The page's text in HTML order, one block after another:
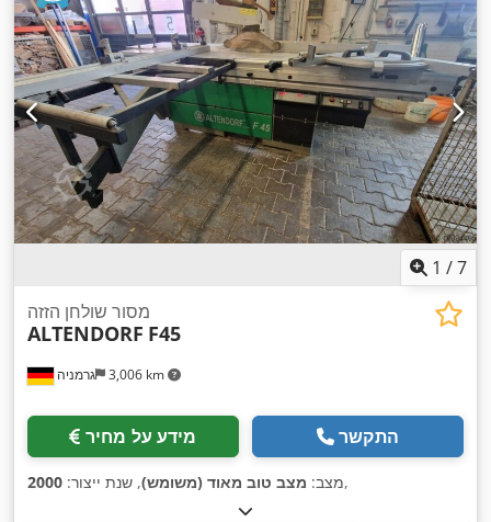
1 /7
גרמניה 3,006 km
מסור שולחן הזזה
ALTENDORF F45
מידע על מחיר התקשר
מצב: מצב טוב מאוד (משומש), שנת ייצור: 2000 ,